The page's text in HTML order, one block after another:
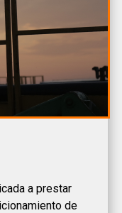
a prestar
de